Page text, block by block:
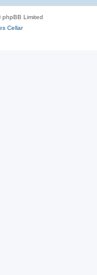
Limited
Cellar